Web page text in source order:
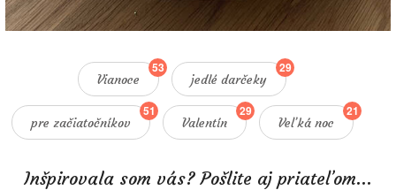
Vianoce
53
jedlé darčeky
29
pre začiatočníkov
51
Valentín
29
Veľká noc
21
Inšpirovala som vás? Pošlite aj priateľom...